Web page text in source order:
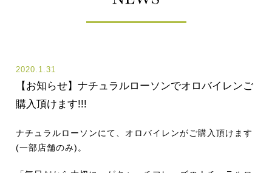
2020.1.31
【お知らせ】ナチュラルローソンでオロバイレンご
購入頂けます!!!
ナチュラルローソンにて、オロバイレンがご購入頂けます
(一部店舗のみ)。